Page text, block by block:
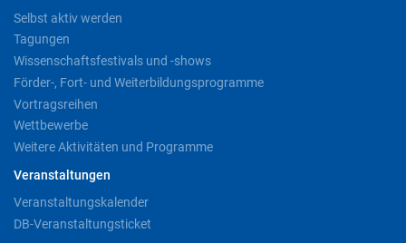
Selbst aktiv werden
Tagungen
Wissenschaftsfestivals und -shows
Förder-, Fort- und Weiterbildungsprogramme
Vortragsreihen
Wettbewerbe
Weitere Aktivitäten und Programme
Veranstaltungen
Veranstaltungskalender
DB-Veranstaltungsticket